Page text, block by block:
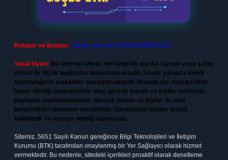
Reklam ve İletişim: Skype: live:.cid.575569c608265c69
Yasal Uyarı: Bu internet sitesi, herhangi bir marka, kurum veya şahıs
şirketi ile hiçbir bağlantısı bulunmamaktadır. Sitede yalnızca kendi
hazırladığımız makaleler paylaşılmaktadır. Burada yer alan içerikler
haber niteliği taşımamakta olup, gerçek kurum ve kişiler hakkında
paylaşım yapılmamaktadır. Gerçek kurum ve kişiler ile isim
benzerlikleri tamamen tesadüfidir. Sitemizdeki bilgiler taslak
halindedir ve tavsiye niteliği taşımazlar.
Sitemiz, 5651 Sayılı Kanun gereğince Bilgi Teknolojileri ve İletişim
Kurumu (BTK) tarafından onaylanmış bir Yer Sağlayıcı olarak hizmet
vermektedir. Bu nedenle, sitedeki içerikleri proaktif olarak denetleme